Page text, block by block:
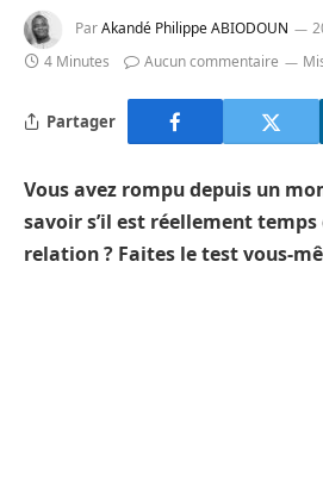
ParAkandé Philippe ABIODOUN
4 Minutes
Aucun commentaire
Partager
Vous avez rompu depuis un
savoir s’il est réellement
relation ? Faites le test vous-